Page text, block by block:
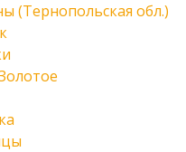
(Тернопольская обл.)